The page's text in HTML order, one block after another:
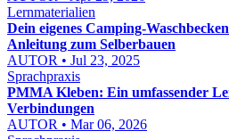
Lernmaterialien
Dein eigenes Camping-
Anleitung zum Selberbauen
AUTOR • Jul 23, 2025
Sprachpraxis
PMMA Kleben: Ein umfassender
Verbindungen
AUTOR • Mar 06, 2026